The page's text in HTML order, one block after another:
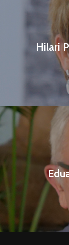
Hilari